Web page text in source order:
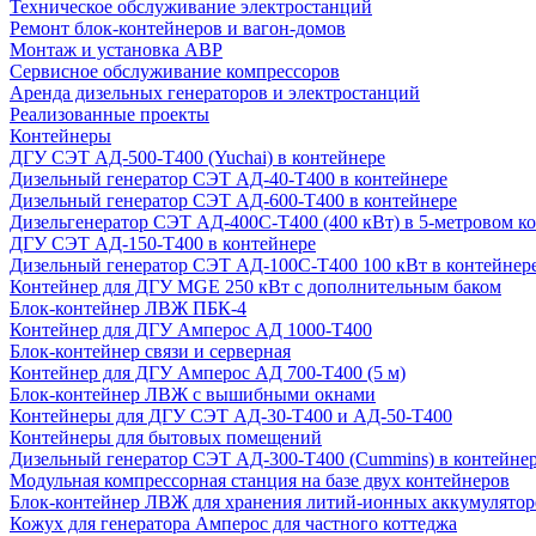
Техническое обслуживание электростанций
Ремонт блок-контейнеров и вагон-домов
Монтаж и установка АВР
Сервисное обслуживание компрессоров
Аренда дизельных генераторов и электростанций
Реализованные проекты
Контейнеры
ДГУ СЭТ АД-500-Т400 (Yuchai) в контейнере
Дизельный генератор СЭТ АД-40-Т400 в контейнере
Дизельный генератор СЭТ АД-600-Т400 в контейнере
Дизельгенератор СЭТ АД-400С-Т400 (400 кВт) в 5-метровом
ДГУ СЭТ АД-150-Т400 в контейнере
Дизельный генератор СЭТ АД-100С-Т400 100 кВт в
Контейнер для ДГУ MGE 250 кВт с дополнительным баком
Блок-контейнер ЛВЖ ПБК-4
Контейнер для ДГУ Амперос АД 1000-Т400
Блок-контейнер связи и серверная
Контейнер для ДГУ Амперос АД 700-Т400 (5 м)
Блок-контейнер ЛВЖ с вышибными окнами
Контейнеры для ДГУ СЭТ АД-30-Т400 и АД-50-Т400
Контейнеры для бытовых помещений
Дизельный генератор СЭТ АД-300-Т400 (Cummins) в
Модульная компрессорная станция на базе двух контейнеров
Блок-контейнер ЛВЖ для хранения литий-ионных
Кожух для генератора Амперос для частного коттеджа